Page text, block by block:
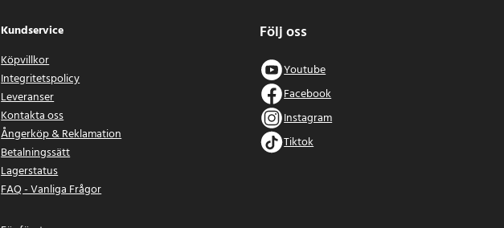
Kundservice
Köpvillkor
Integritetspolicy
Leveranser
Kontakta oss
Ångerköp & Reklamation
Betalningssätt
Lagerstatus
FAQ - Vanliga Frågor
Följ oss
Youtube
Facebook
Instagram
Tiktok